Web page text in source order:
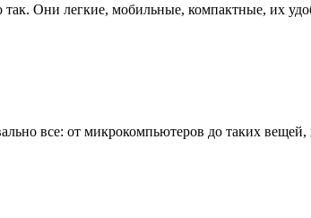
Они легкие, мобильные, компактные, их
все: от микрокомпьютеров до таких